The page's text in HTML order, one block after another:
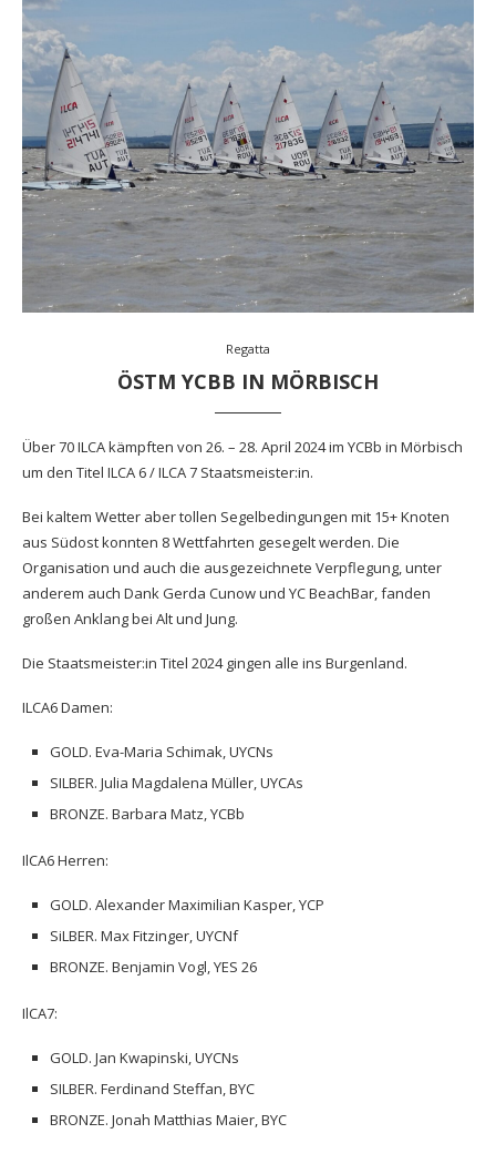
Regatta
ÖSTM YCBB IN MÖRBISCH
Über 70 ILCA kämpften von 26. – 28. April 2024 im YCBb in Mörbisch
um den Titel ILCA 6 / ILCA 7 Staatsmeister:in.
Bei kaltem Wetter aber tollen Segelbedingungen mit 15+ Knoten
aus Südost konnten 8 Wettfahrten gesegelt werden. Die
Organisation und auch die ausgezeichnete Verpflegung, unter
anderem auch Dank Gerda Cunow und YC BeachBar, fanden
großen Anklang bei Alt und Jung.
Die Staatsmeister:in Titel 2024 gingen alle ins Burgenland.
ILCA6 Damen:
GOLD. Eva-Maria Schimak, UYCNs
SILBER. Julia Magdalena Müller, UYCAs
BRONZE. Barbara Matz, YCBb
IlCA6 Herren:
GOLD. Alexander Maximilian Kasper, YCP
SiLBER. Max Fitzinger, UYCNf
BRONZE. Benjamin Vogl, YES 26
IlCA7:
GOLD. Jan Kwapinski, UYCNs
SILBER. Ferdinand Steffan, BYC
BRONZE. Jonah Matthias Maier, BYC